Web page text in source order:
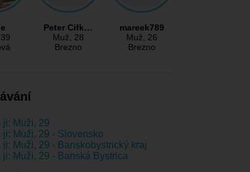
Peter Cifk…
Muž, 28
Brezno
mareek789
Muž, 26
Brezno
ji: Muži, 29
ji: Muži, 29 - Slovensko
ji: Muži, 29 - Banskobystrický kraj
ji: Muži, 29 - Banská Bystrica